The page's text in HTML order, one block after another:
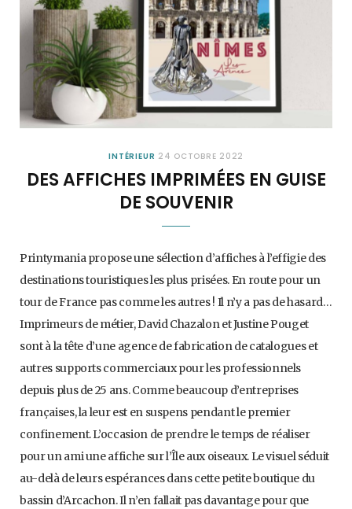
INTÉRIEUR 24 OCTOBRE 2022
DES AFFICHES IMPRIMÉES EN GUISE
DE SOUVENIR
Printymania propose une sélection d’affiches à l’effigie des
destinations touristiques les plus prisées. En route pour un
tour de France pas comme les autres ! Il n’y a pas de hasard…
Imprimeurs de métier, David Chazalon et Justine Pouget
sont à la tête d’une agence de fabrication de catalogues et
autres supports commerciaux pour les professionnels
depuis plus de 25 ans. Comme beaucoup d’entreprises
françaises, la leur est en suspens pendant le premier
confinement. L’occasion de prendre le temps de réaliser
pour un ami une affiche sur l’Île aux oiseaux. Le visuel séduit
au-delà de leurs espérances dans cette petite boutique du
bassin d’Arcachon. Il n’en fallait pas davantage pour que